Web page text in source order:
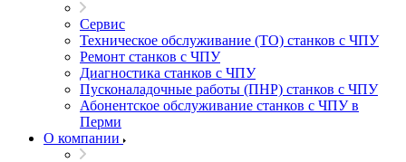
Сервис
Техническое обслуживание (ТО) станков с ЧПУ
Ремонт станков с ЧПУ
Диагностика станков с ЧПУ
Пусконаладочные работы (ПНР) станков с ЧПУ
Абонентское обслуживание станков с ЧПУ в
Перми
О компании